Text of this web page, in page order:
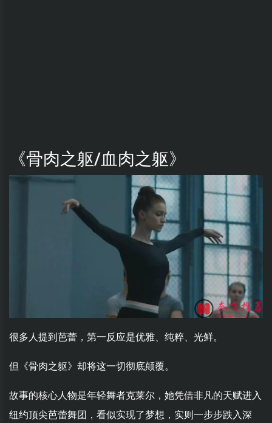
《骨肉之躯/血肉之躯》
很多人提到芭蕾，第一反应是优雅、纯粹、光鲜。
但《骨肉之躯》却将这一切彻底颠覆。
故事的核心人物是年轻舞者克莱尔，她凭借非凡的天赋进入
纽约顶尖芭蕾舞团，看似实现了梦想，实则一步步跌入深